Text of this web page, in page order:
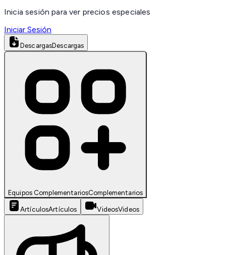
Inicia sesión para ver precios especiales
Iniciar Sesión
DescargasDescargas
Equipos ComplementariosComplementarios
ArtículosArtículos VideosVideos